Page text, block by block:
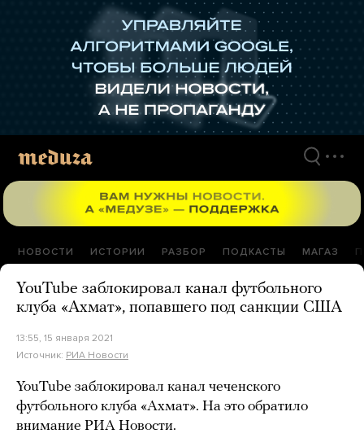
НОВОСТИ ИСТОРИИ РАЗБОР ПОДКАСТЫ МАГАЗ
YouTube заблокировал канал футбольного
клуба «Ахмат», попавшего под санкции США
13:55, 15 января 2021
Источник: РИА Новости
YouTube заблокировал канал чеченского
футбольного клуба «Ахмат». На это обратило
внимание РИА Новости.